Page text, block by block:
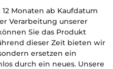
Monaten ab Kaufdatum
Verarbeitung unserer
Sie das Produkt
dieser Zeit bieten wir
ersetzen ein
durch ein neues. Unsere